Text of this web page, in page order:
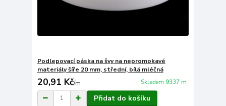
Podlepovací páska na švy na nepromokavé
materiály šíře 20 mm, střední, bílá mléčná
20,91 Kč/m Skladem 9337 m
Přidat do košíku